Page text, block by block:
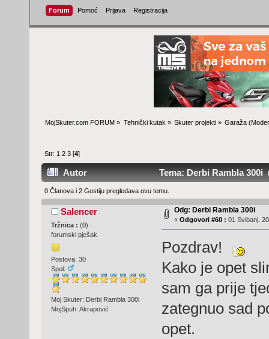
Forum Pomoć Prijava Registracija
MojSkuter.com FORUM » Tehnički kutak » Skuter projekti» Garaža
Str: 1 2 3 [4]
Autor Tema: Derbi Rambla 300i
0 Članova i 2 Gostiju pregledava ovu temu.
Salencer
Tržnica : (0)
forumski pješak
Postova: 30
Spol:
Moj Skuter: Derbi Rambla 300i
MojSpuh: Akrapović
Odg: Derbi Rambla 300i
« Odgovori #60 : 01 Svibanj,
Pozdrav!
Kako je opet
sam ga prije
zategnuo sad
opet.